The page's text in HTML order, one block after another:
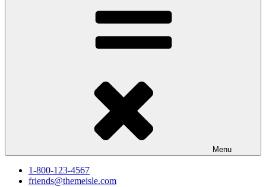
Menu
1-800-123-4567
friends@themeisle.com